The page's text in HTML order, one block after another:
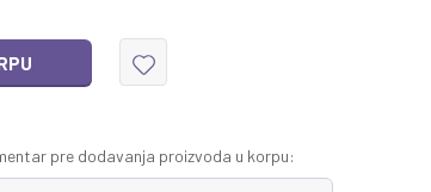
pre dodavanja proizvoda u korpu: